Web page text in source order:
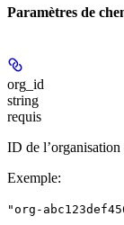
Paramètres de
org_id
string
requis
ID de
Exemple:
"org-